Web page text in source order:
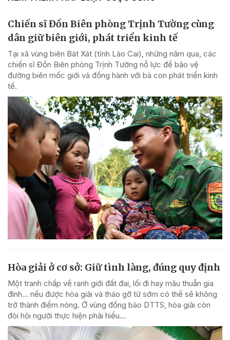
Chiến sĩ Đồn Biên phòng Trịnh Tường cùng
dân giữ biên giới, phát triển kinh tế
Tại xã vùng biên Bát Xát (tỉnh Lào Cai), những năm qua, các
chiến sĩ Đồn Biên phòng Trịnh Tường nỗ lực để bảo vệ
đường biên mốc giới và đồng hành với bà con phát triển kinh
tế.
Hòa giải ở cơ sở: Giữ tình làng, đúng quy định
Một tranh chấp về ranh giới đất đai, lối đi hay mâu thuẫn gia
đình... nếu được hòa giải và tháo gỡ từ sớm có thể sẽ không
trở thành điểm nóng. Ở vùng đồng bào DTTS, hòa giải còn
đòi hỏi người thực hiện phải hiểu...